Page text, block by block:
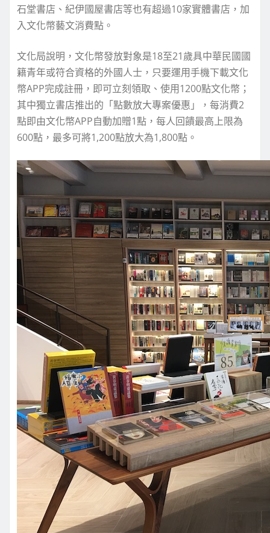
石堂書店、紀伊國屋書店等也有超過10家實體書店，加
入文化幣藝文消費點。
文化局說明，文化幣發放對象是18至21歲具中華民國國
籍青年或符合資格的外國人士，只要運用手機下載文化
幣APP完成註冊，即可立刻領取、使用1200點文化幣；
其中獨立書店推出的「點數放大專案優惠」，每消費2
點即由文化幣APP自動加贈1點，每人回饋最高上限為
600點，最多可將1,200點放大為1,800點。